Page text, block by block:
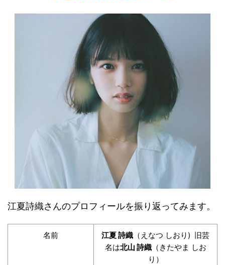
江夏詩織さんのプロフィールを振り返ってみます。
名前 江夏 詩織 （えなつ しおり) 旧芸
名は北山 詩織（きたやま しお
り）